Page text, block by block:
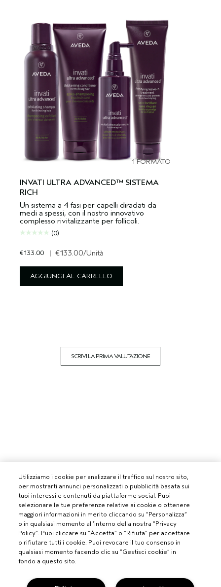
1 FORMATO
INVATI ULTRA ADVANCED™ SISTEMA
RICH
Un sistema a 4 fasi per capelli diradati da
medi a spessi, con il nostro innovativo
complesso rivitalizzante per follicoli.
(0)
€133.00 | €133.00/Unità
AGGIUNGI AL CARRELLO
SCRIVI LA PRIMA VALUTAZIONE
Utilizziamo i cookie per analizzare il traffico sul nostro sito,
per mostrarti annunci personalizzati o pubblicità basata sui
tuoi interessi e contenuti da piattaforme social. Puoi
selezionare le tue preferenze relative ai cookie o ottenere
maggiori informazioni in merito cliccando su “Personalizza”
o in qualsiasi momento all’interno della nostra “Privacy
Policy”. Puoi cliccare su “Accetta” o “Rifiuta” per accettare
o rifiutare tutti i cookie. Puoi revocare il tuo consenso in
qualsiasi momento facendo clic su “Gestisci cookie” in
fondo a questo sito.